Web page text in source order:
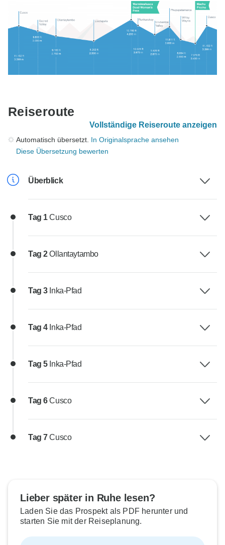
Reiseroute
Vollständige Reiseroute anzeigen
Automatisch übersetzt. In Originalsprache ansehen
Diese Übersetzung bewerten
Überblick
Tag 1Cusco
Tag 2Ollantaytambo
Tag 3 Inka-Pfad
Tag 4 Inka-Pfad
Tag 5 Inka-Pfad
Tag 6Cusco
Tag 7Cusco
Lieber später in Ruhe lesen?
Laden Sie das Prospekt als PDF herunter und
starten Sie mit der Reiseplanung.